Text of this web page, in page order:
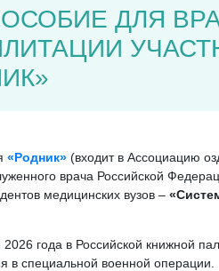
ДЛЯ
«Родник» (входит в Ассоциацию
врача Российской
медицинских вузов –
года в Российской книжной
в специальной военной операции.